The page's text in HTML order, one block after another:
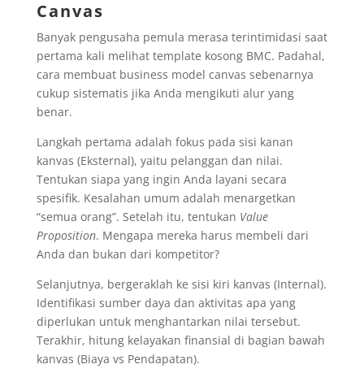
Canvas
Banyak pengusaha pemula merasa terintimidasi saat
pertama kali melihat template kosong BMC. Padahal,
cara membuat business model canvas sebenarnya
cukup sistematis jika Anda mengikuti alur yang
benar.
Langkah pertama adalah fokus pada sisi kanan
kanvas (Eksternal), yaitu pelanggan dan nilai.
Tentukan siapa yang ingin Anda layani secara
spesifik. Kesalahan umum adalah menargetkan
“semua orang”. Setelah itu, tentukan Value
Proposition. Mengapa mereka harus membeli dari
Anda dan bukan dari kompetitor?
Selanjutnya, bergeraklah ke sisi kiri kanvas (Internal).
Identifikasi sumber daya dan aktivitas apa yang
diperlukan untuk menghantarkan nilai tersebut.
Terakhir, hitung kelayakan finansial di bagian bawah
kanvas (Biaya vs Pendapatan).